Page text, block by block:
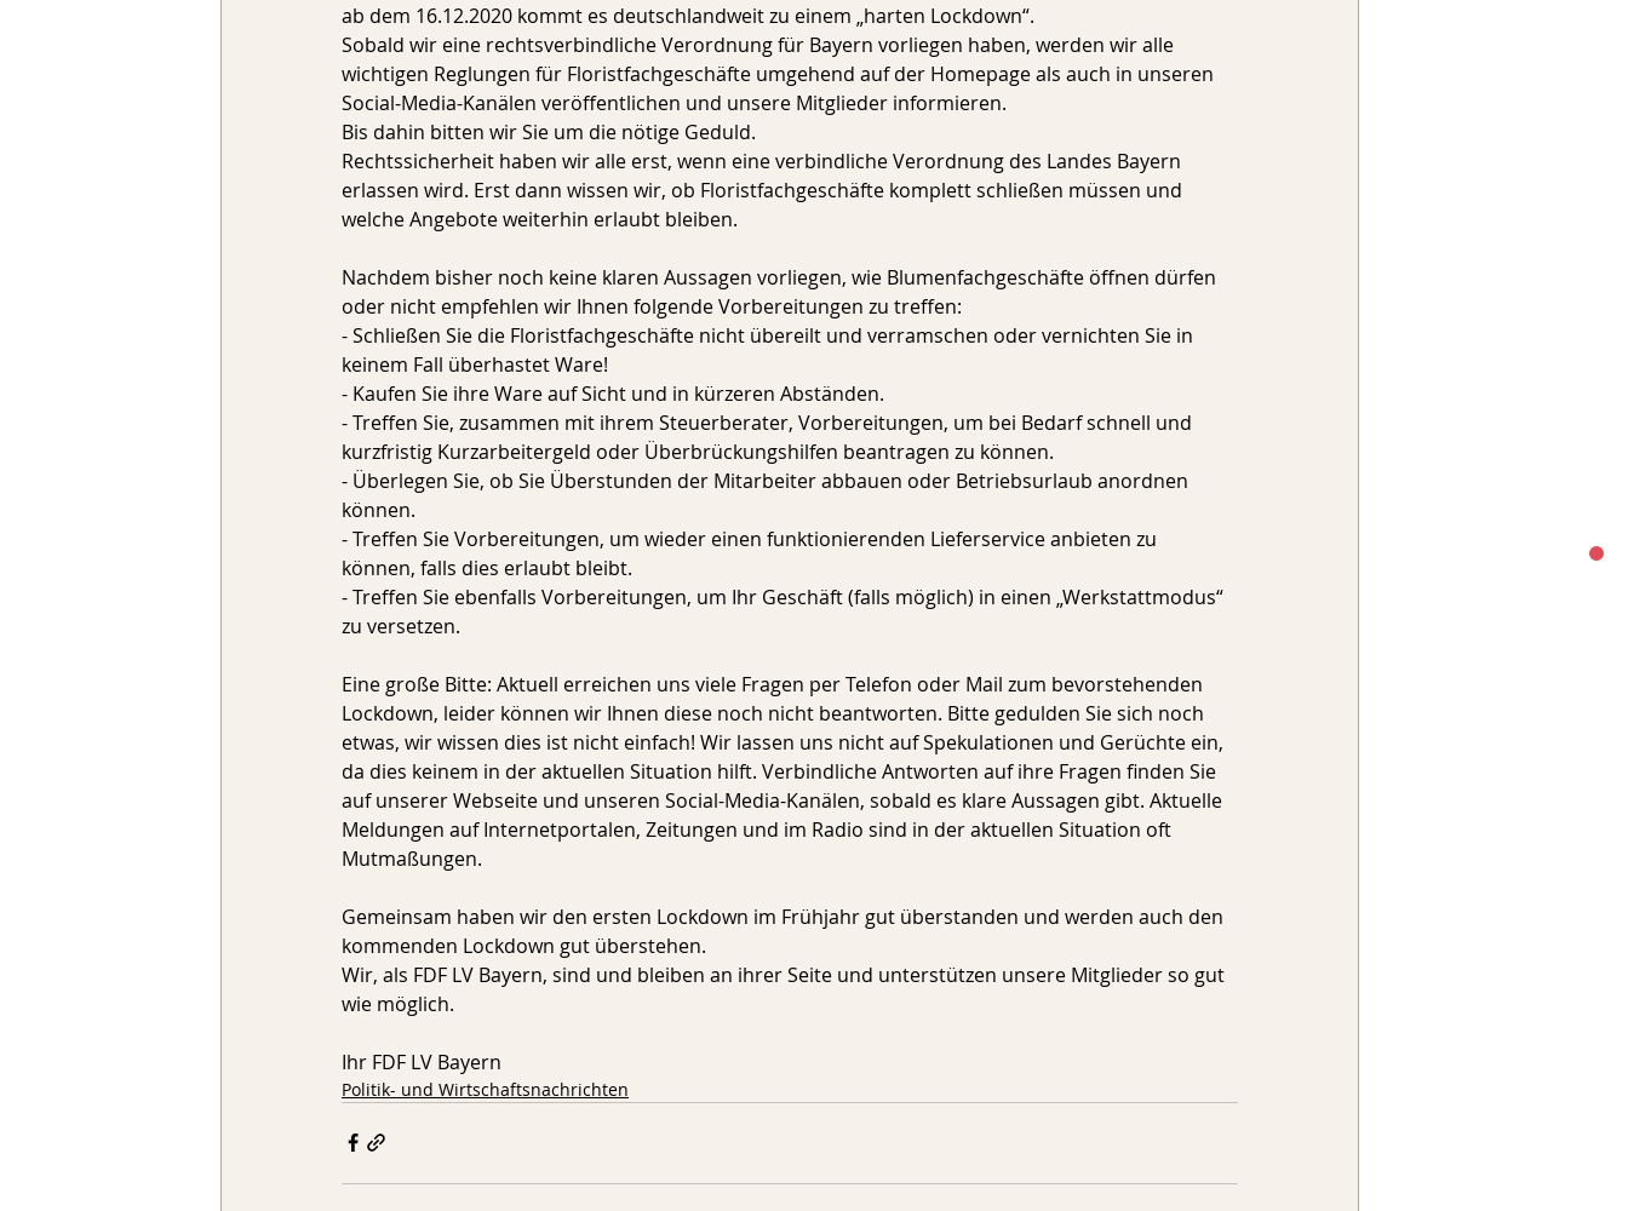
ab dem 16.12.2020 kommt es deutschlandweit zu einem „harten Lockdown“.
Sobald wir eine rechtsverbindliche Verordnung für Bayern vorliegen haben, werden wir alle
wichtigen Reglungen für Floristfachgeschäfte umgehend auf der Homepage als auch in unseren
Social-Media-Kanälen veröffentlichen und unsere Mitglieder informieren.
Bis dahin bitten wir Sie um die nötige Geduld.
Rechtssicherheit haben wir alle erst, wenn eine verbindliche Verordnung des Landes Bayern
erlassen wird. Erst dann wissen wir, ob Floristfachgeschäfte komplett schließen müssen und
welche Angebote weiterhin erlaubt bleiben.
Nachdem bisher noch keine klaren Aussagen vorliegen, wie Blumenfachgeschäfte öffnen dürfen
oder nicht empfehlen wir Ihnen folgende Vorbereitungen zu treffen:
- Schließen Sie die Floristfachgeschäfte nicht übereilt und verramschen oder vernichten Sie in
keinem Fall überhastet Ware!
- Kaufen Sie ihre Ware auf Sicht und in kürzeren Abständen.
- Treffen Sie, zusammen mit ihrem Steuerberater, Vorbereitungen, um bei Bedarf schnell und
kurzfristig Kurzarbeitergeld oder Überbrückungshilfen beantragen zu können.
- Überlegen Sie, ob Sie Überstunden der Mitarbeiter abbauen oder Betriebsurlaub anordnen
können.
- Treffen Sie Vorbereitungen, um wieder einen funktionierenden Lieferservice anbieten zu
können, falls dies erlaubt bleibt.
- Treffen Sie ebenfalls Vorbereitungen, um Ihr Geschäft (falls möglich) in einen „Werkstattmodus“
zu versetzen.
Eine große Bitte: Aktuell erreichen uns viele Fragen per Telefon oder Mail zum bevorstehenden
Lockdown, leider können wir Ihnen diese noch nicht beantworten. Bitte gedulden Sie sich noch
etwas, wir wissen dies ist nicht einfach! Wir lassen uns nicht auf Spekulationen und Gerüchte ein,
da dies keinem in der aktuellen Situation hilft. Verbindliche Antworten auf ihre Fragen finden Sie
auf unserer Webseite und unseren Social-Media-Kanälen, sobald es klare Aussagen gibt. Aktuelle
Meldungen auf Internetportalen, Zeitungen und im Radio sind in der aktuellen Situation oft
Mutmaßungen.
Gemeinsam haben wir den ersten Lockdown im Frühjahr gut überstanden und werden auch den
kommenden Lockdown gut überstehen.
Wir, als FDF LV Bayern, sind und bleiben an ihrer Seite und unterstützen unsere Mitglieder so gut
wie möglich.
Ihr FDF LV Bayern
Politik- und Wirtschaftsnachrichten